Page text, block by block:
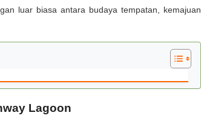
luar biasa antara budaya tempatan, kemajuan
Lagoon